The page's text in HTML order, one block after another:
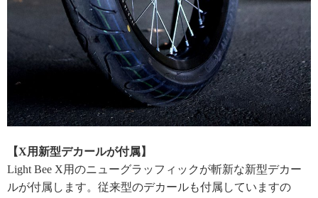
【X用新型デカールが付属】
Light Bee X用のニューグラッフィックが斬新な新型デカー
ルが付属します。従来型のデカールも付属していますの